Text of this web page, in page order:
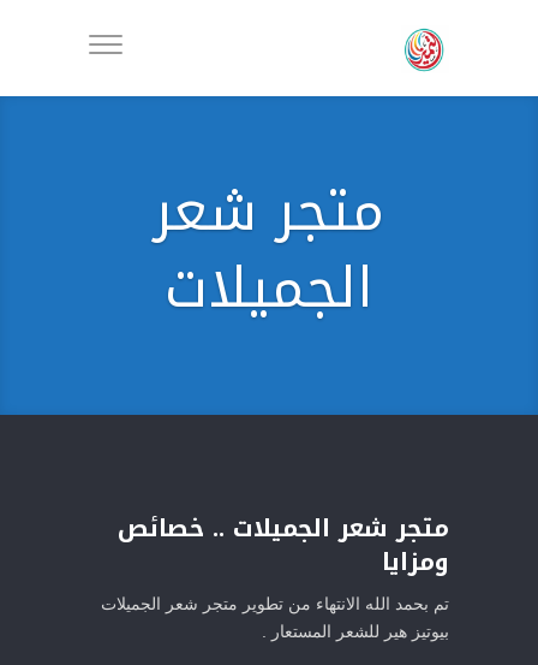
متجر شعر
الجميلات
متجر شعر الجميلات .. خصائص
ومزايا
تم بحمد الله الانتهاء من تطوير متجر شعر الجميلات
بيوتيز هير للشعر المستعار .